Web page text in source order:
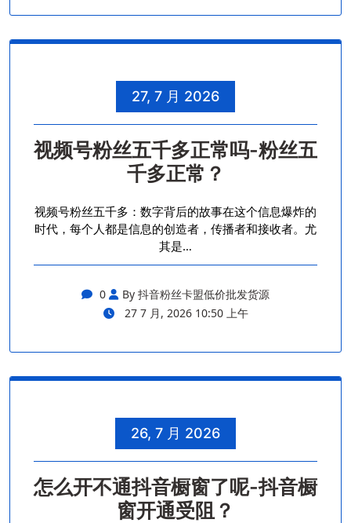
27, 7 月 2026
视频号粉丝五千多正常吗-粉丝五
千多正常？
视频号粉丝五千多：数字背后的故事在这个信息爆炸的
时代，每个人都是信息的创造者，传播者和接收者。尤
其是…
0
By 抖音粉丝卡盟低价批发货源
27 7 月, 2026 10:50 上午
26, 7 月 2026
怎么开不通抖音橱窗了呢-抖音橱
窗开通受阻？